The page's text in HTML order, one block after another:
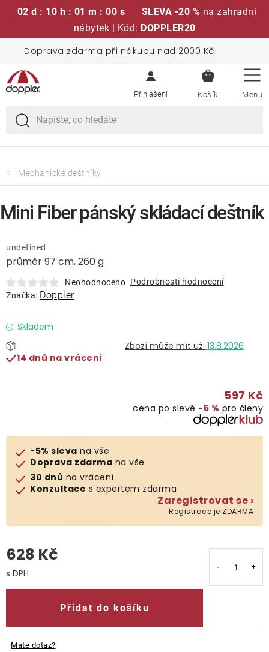
02 d : 10 h : 01 m : 00 s SLEVA -20 % na zahradní
nábytek | Kód: DOPPLER20
obsah
Doprava zdarma při nákupu nad 2000 Kč
KOŠÍK
Sedací soupravy
Slunečníky
Křesla a židle
Prodávané značky
Klub výhod
Naše katalogy
O nás
Kontakty
Mechanické deštníky
průměr 97 cm, 260 g
undefined
Neohodnoceno Podrobnosti hodnocení
Značka: Doppler
Skladem
13.8.2026
14 dnů na vrácení
597 Kč
cena po slevě −5 % pro členy
-5% sleva na vše
Doprava zdarma na vše
30 dnů na vrácení
Konzultace s expertem zdarma
Zaregistrovat se ›
Registrace je ZDARMA
628 Kč
Přidat do košíku
Mate dotaz?
Mini Fiber pánský skládací deštník